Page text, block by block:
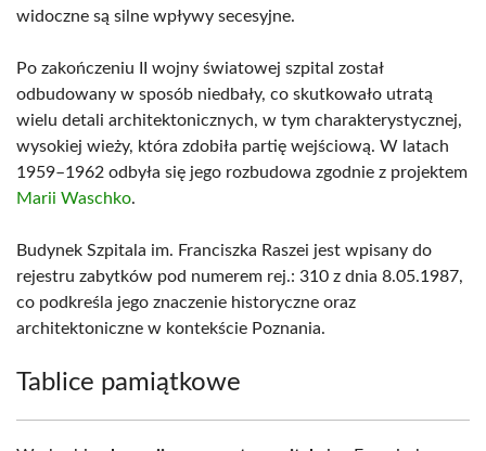
widoczne są silne wpływy secesyjne.
Po zakończeniu II wojny światowej szpital został
odbudowany w sposób niedbały, co skutkowało utratą
wielu detali architektonicznych, w tym charakterystycznej,
wysokiej wieży, która zdobiła partię wejściową. W latach
1959–1962 odbyła się jego rozbudowa zgodnie z projektem
Marii Waschko.
Budynek Szpitala im. Franciszka Raszei jest wpisany do
rejestru zabytków pod numerem rej.: 310 z dnia 8.05.1987,
co podkreśla jego znaczenie historyczne oraz
architektoniczne w kontekście Poznania.
Tablice pamiątkowe